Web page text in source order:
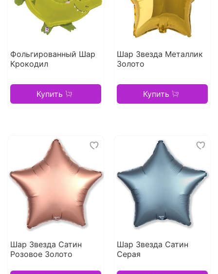
Фольгированный Шар
Крокодил
Купить
Шар Звезда Металлик
Золото
Купить
Шар Звезда Сатин
Розовое Золото
Шар Звезда Сатин
Серая